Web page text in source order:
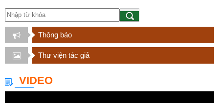
Thông báo
Thư viện tác giả
VIDEO